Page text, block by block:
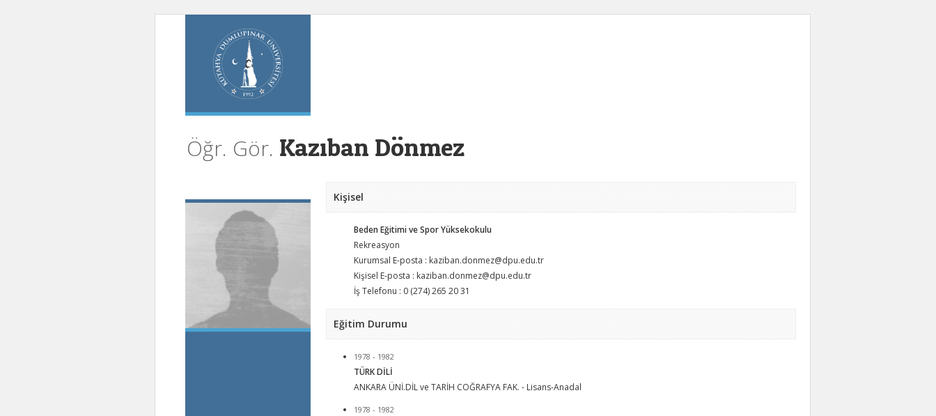
Öğr. Gör. Kazıban Dönmez
Kişisel
Beden Eğitimi ve Spor Yüksekokulu
Rekreasyon
Kurumsal E-posta : kaziban.donmez@dpu.edu.tr
Kişisel E-posta : kaziban.donmez@dpu.edu.tr
İş Telefonu : 0 (274) 265 20 31
Eğitim Durumu
1978 - 1982
TÜRK DİLİ
ANKARA ÜNİ.DİL ve TARİH COĞRAFYA FAK. - Lisans-Anadal
1978 - 1982